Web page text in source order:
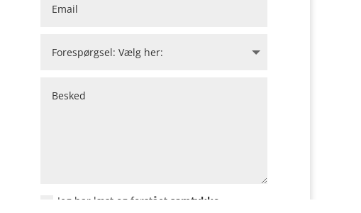
Jeg har læst og forstået samtykke